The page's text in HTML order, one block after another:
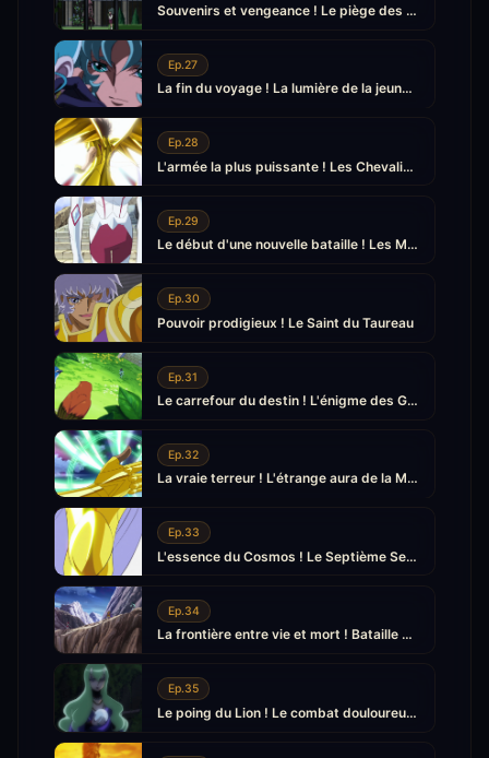
Souvenirs et vengeance ! Le piège des Ruines des ténèbres
Ep.27
La fin du voyage ! La lumière de la jeune fille et des jeunes gens
Ep.28
L'armée la plus puissante ! Les Chevaliers d'Or se rassemblent
Ep.29
Le début d'une nouvelle bataille ! Les Maisons du Zodiaque
Ep.30
Pouvoir prodigieux ! Le Saint du Taureau
Ep.31
Le carrefour du destin ! L'énigme des Gémeaux
Ep.32
La vraie terreur ! L'étrange aura de la Maison du Cancer
Ep.33
L'essence du Cosmos ! Le Septième Sens
Ep.34
La frontière entre vie et mort ! Bataille dans les Enfers
Ep.35
Le poing du Lion ! Le combat douloureux d'Eden